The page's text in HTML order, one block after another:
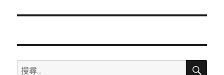
文
搜
搜